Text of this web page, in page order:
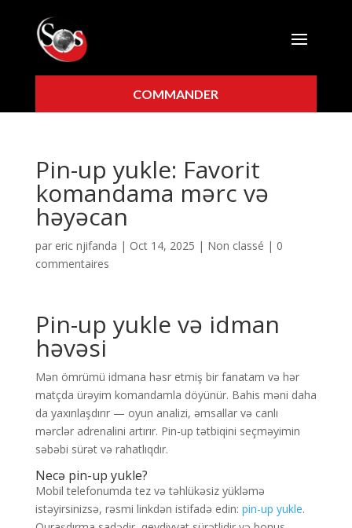
COMMANDER
Pin-up yukle: Favorit
komandama mərc və
həyəcan
par eric njifanda | Oct 14, 2025 | Non classé | 0
commentaires
Pin-up yukle və idman
həvəsi
Mən ömrümü idmana həsr etmiş bir fanatam və hər
matçda ürəyim komandamla döyünür. Bahis məni daha
da yaxınlaşdırır — oyun analizi, əmsallar və canlı
mərclər adrenalini artırır. Pin-up tətbiqini seçməyimin
səbəbi sürət və rahatlıqdır.
Necə pin-up yukle?
Mobil telefonumda tez və təhlükəsiz yükləmə
istəyirsinizsə, rəsmi linkdən istifadə edin: pin-up yukle.